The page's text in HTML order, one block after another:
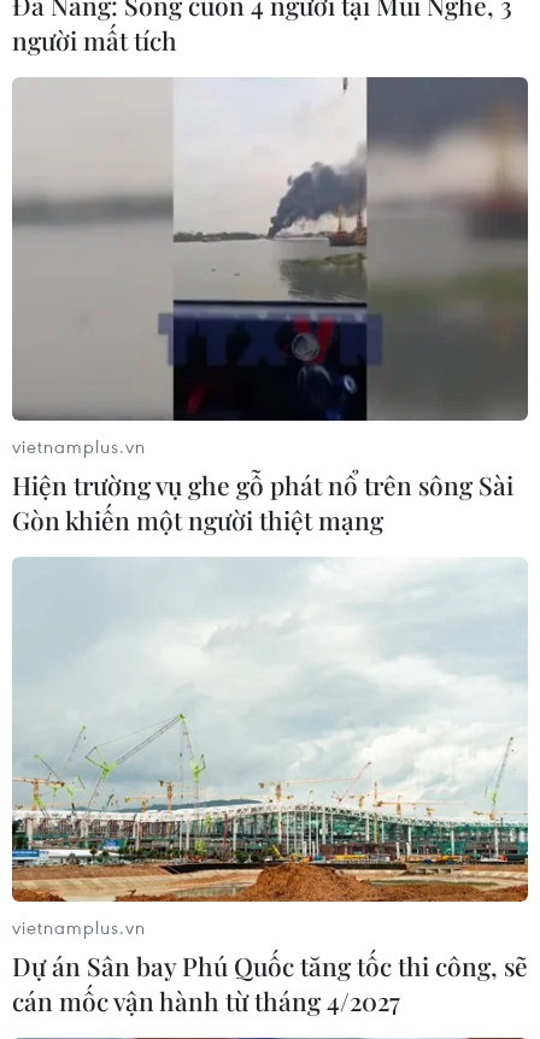
TIN CÙNG CHUYÊN MỤC
Iceland trước cuộc trưng cầu ý dân
về nối lại đàm phán gia nhập EU
08/08/2026 07:54
người mất tích
vietnamplus.vn
Hiện trường vụ ghe gỗ phát nổ trên sông Sài
Gòn khiến một người thiệt mạng
vietnamplus.vn
Dự án Sân bay Phú Quốc tăng tốc thi công, sẽ
cán mốc vận hành từ tháng 4/2027